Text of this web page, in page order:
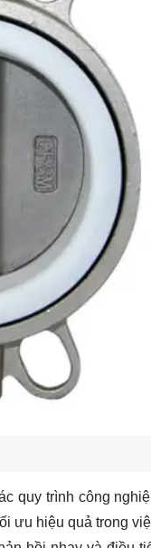
quy trình công
ưu hiệu quả trong